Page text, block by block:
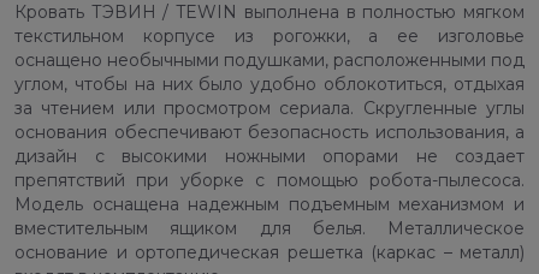
Кровать ТЭВИН / TEWIN выполнена в полностью мягком
текстильном корпусе из рогожки, а ее изголовье
оснащено необычными подушками, расположенными под
углом, чтобы на них было удобно облокотиться, отдыхая
за чтением или просмотром сериала. Скругленные углы
основания обеспечивают безопасность использования, а
дизайн с высокими ножными опорами не создает
препятствий при уборке с помощью робота-пылесоса.
Модель оснащена надежным подъемным механизмом и
вместительным ящиком для белья. Металлическое
основание и ортопедическая решетка (каркас – металл)